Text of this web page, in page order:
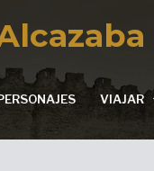
VIAJAR